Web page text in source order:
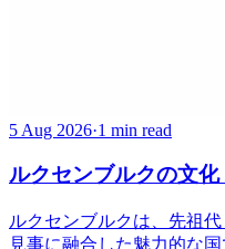
5 Aug 2026·1 min read
ルクセンブルクの文
ルクセンブルクは、先祖
見事に融合した魅力的な